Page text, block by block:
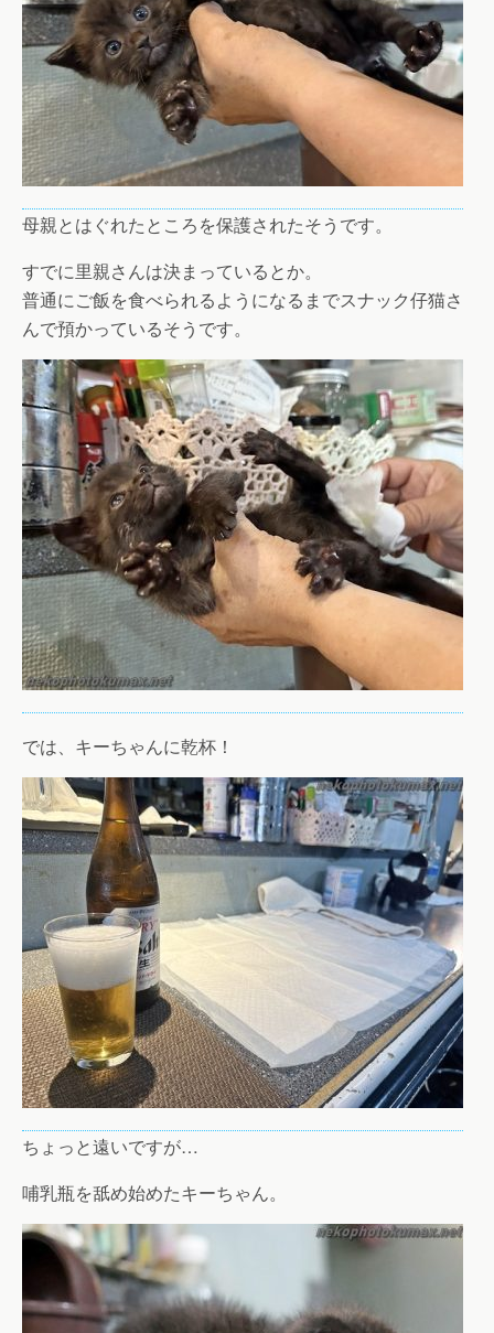
母親とはぐれたところを保護されたそうです。
すでに里親さんは決まっているとか。
普通にご飯を食べられるようになるまでスナック仔猫さ
んで預かっているそうです。
では、キーちゃんに乾杯！
ちょっと遠いですが…
哺乳瓶を舐め始めたキーちゃん。